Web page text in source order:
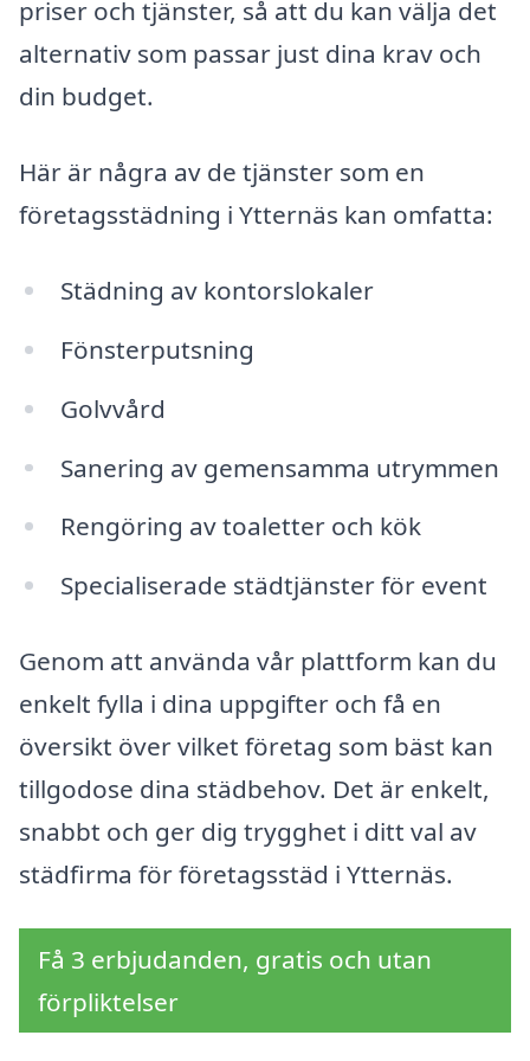
priser och tjänster, så att du kan välja det
alternativ som passar just dina krav och
din budget.
Här är några av de tjänster som en
företagsstädning i Ytternäs kan omfatta:
Städning av kontorslokaler
Fönsterputsning
Golvvård
Sanering av gemensamma utrymmen
Rengöring av toaletter och kök
Specialiserade städtjänster för event
Genom att använda vår plattform kan du
enkelt fylla i dina uppgifter och få en
översikt över vilket företag som bäst kan
tillgodose dina städbehov. Det är enkelt,
snabbt och ger dig trygghet i ditt val av
städfirma för företagsstäd i Ytternäs.
Få 3 erbjudanden, gratis och utan
förpliktelser